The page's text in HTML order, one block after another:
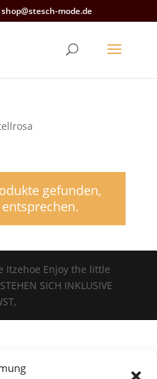
shop@stesch-mode.de
gefunden,
Itzehoe Enjoy the little
SICH INKLUSIVE
MwSt.